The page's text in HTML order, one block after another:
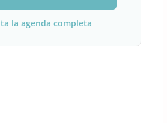
la agenda completa